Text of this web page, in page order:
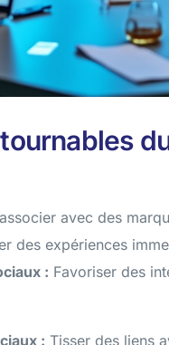
avec des
des expériences
: Favoriser des
: Tisser des liens